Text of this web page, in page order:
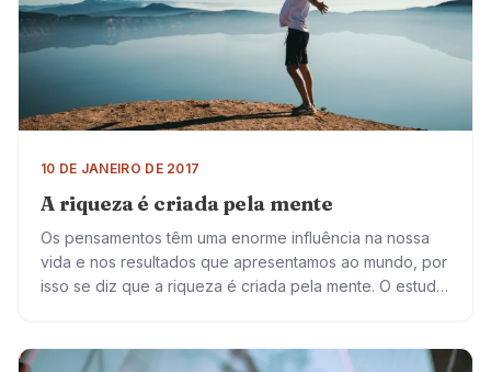
10 DE JANEIRO DE 2017
A riqueza é criada pela mente
Os pensamentos têm uma enorme influência na nossa
vida e nos resultados que apresentamos ao mundo, por
isso se diz que a riqueza é criada pela mente. O estudo